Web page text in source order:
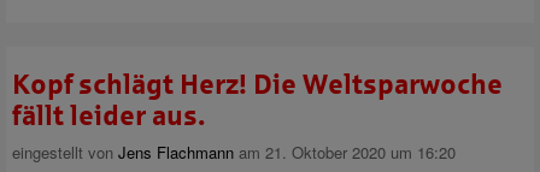
Kopf schlägt Herz! Die Weltsparwoche
fällt leider aus.
eingestellt von Jens Flachmann am 21. Oktober 2020 um 16:20